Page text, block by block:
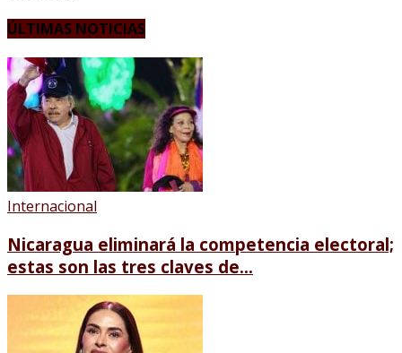
ÚLTIMAS NOTICIAS
Internacional
Nicaragua eliminará la competencia electoral;
estas son las tres claves de...